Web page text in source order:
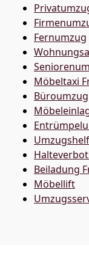
Fernumzug
Möbeltaxi
Büroumzug
Beiladung
Möbellift